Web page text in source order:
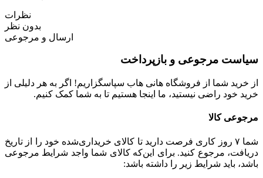
نظرات
بدون نظر
ارسال و مرجوعی
سیاست مرجوعی و بازپرداخت
از خرید شما از فروشگاه هانی هاب سپاسگزاریم! اگر به هر دلیلی از
خرید خود راضی نیستید، ما اینجا هستیم تا به شما کمک کنیم.
مرجوعی کالا
شما ۷ روز کاری فرصت دارید تا کالای خریداری‌شده خود را از تاریخ
دریافت، مرجوع کنید. برای این‌که کالای شما واجد شرایط مرجوعی
باشد، باید شرایط زیر را داشته باشد: